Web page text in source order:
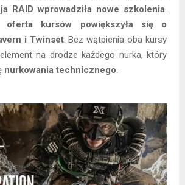
RAID wprowadziła nowe szkolenia.
oferta kursów powiększyła się o
i Twinset. Bez wątpienia oba kursy
na drodze każdego nurka, który
nurkowania technicznego.